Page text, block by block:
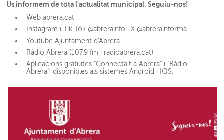
Us informem de tota l'actualitat municipal. Seguiu-nos!
Web abrera.cat
Instagram i Tik Tok @abrerainfo i X @abrerainforma
Youtube Ajuntament d'Abrera
Ràdio Abrera (107.9 fm i radioabrera.cat)
Aplicacions gratuïtes "Connecta't a Abrera" i "Ràdio
Abrera", disponibles als sistemes Android i IOS.